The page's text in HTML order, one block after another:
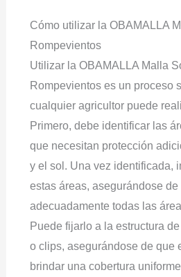
Cómo utilizar la OBAMALLA
Rompevientos
Utilizar la OBAMALLA Malla
Rompevientos es un proceso
cualquier agricultor puede
Primero, debe identificar las
que necesitan protección
y el sol. Una vez identificada,
estas áreas, asegurándose de
adecuadamente todas las
Puede fijarlo a la estructura
o clips, asegurándose de que
brindar una cobertura